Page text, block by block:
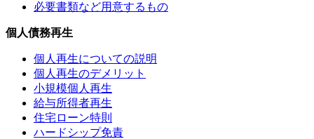
必要書類など用意するもの
個人債務再生
個人再生についての説明
個人再生のデメリット
小規模個人再生
給与所得者再生
住宅ローン特則
ハードシップ免責